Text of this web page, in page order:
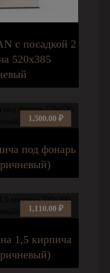
с посадкой 2
520х385
под фонарь
1,500.00 ₽
1,5 кирпича
1,110.00 ₽